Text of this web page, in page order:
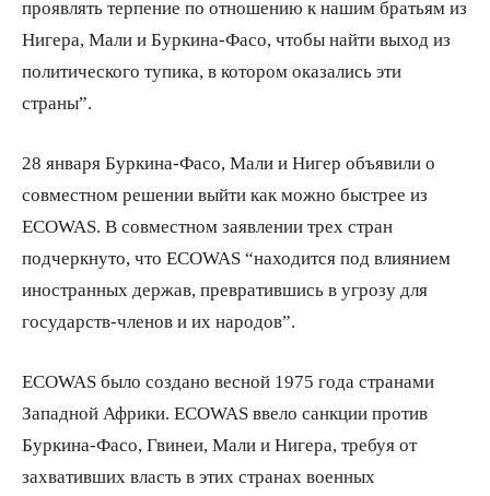
проявлять терпение по отношению к нашим братьям из
Нигера, Мали и Буркина-Фасо, чтобы найти выход из
политического тупика, в котором оказались эти
страны”.
28 января Буркина-Фасо, Мали и Нигер объявили о
совместном решении выйти как можно быстрее из
ECOWAS. В совместном заявлении трех стран
подчеркнуто, что ECOWAS “находится под влиянием
иностранных держав, превратившись в угрозу для
государств-членов и их народов”.
ECOWAS было создано весной 1975 года странами
Западной Африки. ECOWAS ввело санкции против
Буркина-Фасо, Гвинеи, Мали и Нигера, требуя от
захвативших власть в этих странах военных